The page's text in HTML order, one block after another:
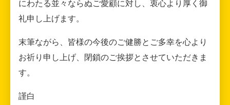
にわたる並々ならぬご愛顧に対し、衷心より厚く御
礼申し上げます。
末筆ながら、皆様の今後のご健勝とご多幸を心より
お祈り申し上げ、閉鎖のご挨拶とさせていただきま
す。
謹白